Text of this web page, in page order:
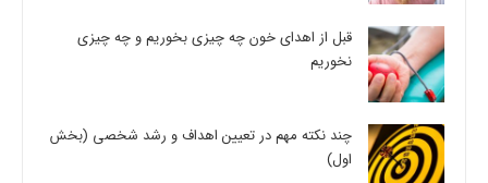
قبل از اهدای خون چه چیزی بخوریم و چه چیزی
نخوریم
چند نکته مهم در تعیین اهداف و رشد شخصی (بخش
اول)